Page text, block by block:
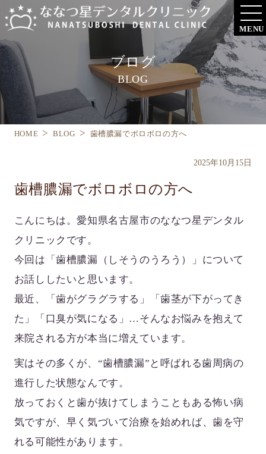
MENU
ブログ
BLOG
HOME BLOG 歯槽膿漏でボロボロの方へ
2025年10月15日
歯槽膿漏でボロボロの方へ
こんにちは。愛知県名古屋市のななつ星デンタル
クリニックです。
今回は「歯槽膿漏（しそうのうろう）」について
お話ししたいと思います。
最近、「歯がグラグラする」「歯茎が下がってき
た」「口臭が気になる」…そんなお悩みを抱えて
来院される方が本当に増えています。
実はその多くが、“歯槽膿漏”と呼ばれる歯周病の
進行した状態なんです。
放っておくと歯が抜けてしまうこともある怖い病
気ですが、早く気づいて治療を始めれば、歯を守
れる可能性があります。